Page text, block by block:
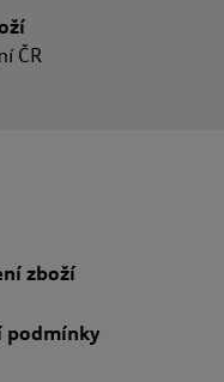
ČR
zboží
podmínky